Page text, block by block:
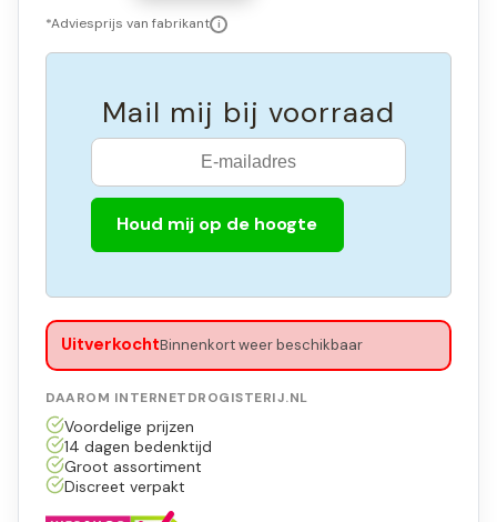
*Adviesprijs van fabrikant i
Mail mij bij voorraad
Houd mij op de hoogte
UitverkochtBinnenkort weer beschikbaar
DAAROM INTERNETDROGISTERIJ.NL
Voordelige prijzen
14 dagen bedenktijd
Groot assortiment
Discreet verpakt